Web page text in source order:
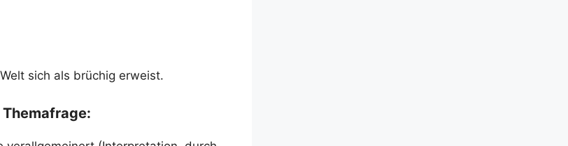
sich als brüchig erweist.